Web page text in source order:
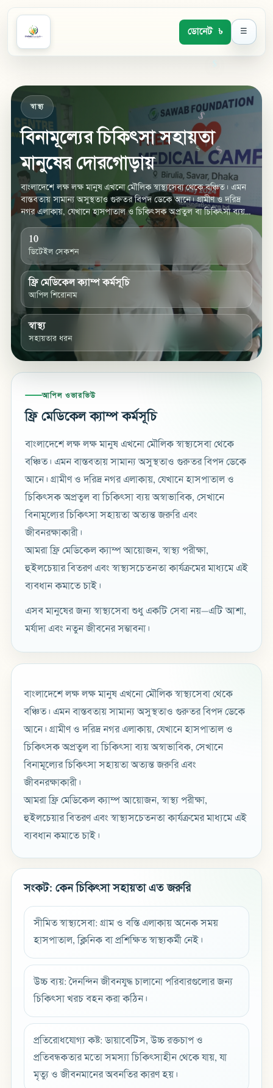
$
৳
৳
৳
৳
ডোনেট ☰
স্বাস্থ্য
বিনামূল্যের চিকিৎসা সহায়তা
মানুষের দোরগোড়ায়
বাংলাদেশে লক্ষ লক্ষ মানুষ এখনো মৌলিক স্বাস্থ্যসেবা থেকে বঞ্চিত। এমন
বাস্তবতায় সামান্য অসুস্থতাও গুরুতর বিপদ ডেকে আনে। গ্রামীণ ও দরিদ্র
নগর এলাকায়, যেখানে হাসপাতাল ও চিকিৎসক অপ্রতুল বা চিকিৎসা ব্যয়
অস্বাভাবিক, সেখানে বিনা
10
ডিটেইল সেকশন
ফ্রি মেডিকেল ক্যাম্প কর্মসূচি
আপিল শিরোনাম
স্বাস্থ্য
সহায়তার ধরন
আপিল ওভারভিউ
ফ্রি মেডিকেল ক্যাম্প কর্মসূচি
বাংলাদেশে লক্ষ লক্ষ মানুষ এখনো মৌলিক স্বাস্থ্যসেবা থেকে
বঞ্চিত। এমন বাস্তবতায় সামান্য অসুস্থতাও গুরুতর বিপদ ডেকে
আনে। গ্রামীণ ও দরিদ্র নগর এলাকায়, যেখানে হাসপাতাল ও
চিকিৎসক অপ্রতুল বা চিকিৎসা ব্যয় অস্বাভাবিক, সেখানে
বিনামূল্যের চিকিৎসা সহায়তা অত্যন্ত জরুরি এবং
জীবনরক্ষাকারী।
আমরা ফ্রি মেডিকেল ক্যাম্প আয়োজন, স্বাস্থ্য পরীক্ষা,
হুইলচেয়ার বিতরণ এবং স্বাস্থ্যসচেতনতা কার্যক্রমের মাধ্যমে এই
ব্যবধান কমাতে চাই।
এসব মানুষের জন্য স্বাস্থ্যসেবা শুধু একটি সেবা নয়—এটি আশা,
মর্যাদা এবং নতুন জীবনের সম্ভাবনা।
বাংলাদেশে লক্ষ লক্ষ মানুষ এখনো মৌলিক স্বাস্থ্যসেবা থেকে
বঞ্চিত। এমন বাস্তবতায় সামান্য অসুস্থতাও গুরুতর বিপদ ডেকে
আনে। গ্রামীণ ও দরিদ্র নগর এলাকায়, যেখানে হাসপাতাল ও
চিকিৎসক অপ্রতুল বা চিকিৎসা ব্যয় অস্বাভাবিক, সেখানে
বিনামূল্যের চিকিৎসা সহায়তা অত্যন্ত জরুরি এবং
জীবনরক্ষাকারী।
আমরা ফ্রি মেডিকেল ক্যাম্প আয়োজন, স্বাস্থ্য পরীক্ষা,
হুইলচেয়ার বিতরণ এবং স্বাস্থ্যসচেতনতা কার্যক্রমের মাধ্যমে এই
ব্যবধান কমাতে চাই।
সংকট: কেন চিকিৎসা সহায়তা এত জরুরি
সীমিত স্বাস্থ্যসেবা: গ্রাম ও বস্তি এলাকায় অনেক সময়
হাসপাতাল, ক্লিনিক বা প্রশিক্ষিত স্বাস্থ্যকর্মী নেই।
উচ্চ ব্যয়: দৈনন্দিন জীবনযুদ্ধ চালানো পরিবারগুলোর জন্য
চিকিৎসা খরচ বহন করা কঠিন।
প্রতিরোধযোগ্য কষ্ট: ডায়াবেটিস, উচ্চ রক্তচাপ ও
প্রতিবন্ধকতার মতো সমস্যা চিকিৎসাহীন থেকে যায়, যা
মৃত্যু ও জীবনমানের অবনতির কারণ হয়।